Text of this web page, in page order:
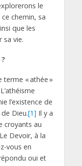
le
chemin, sa
que les
sa vie.
terme « athée »
l’existence de
Dieu.[1] Il y a
croyants au
Devoir, à la
vous en
oui et